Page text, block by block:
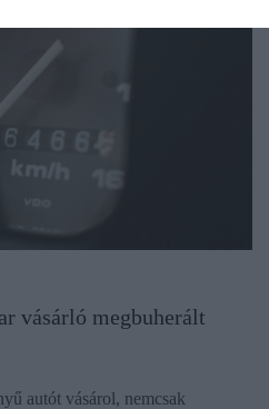
vásárló megbuherált
autót vásárol, nemcsak